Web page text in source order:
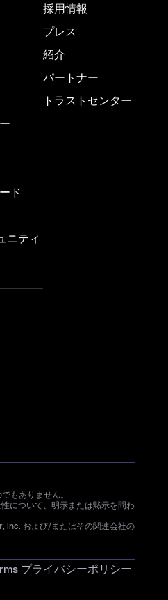
ド
ニティ
採用情報
プレス
紹介
パートナー
トラストセンター
もありません。
について、明示または黙示を問わ
Inc. および/またはその関連会社の
プライバシーポリシー